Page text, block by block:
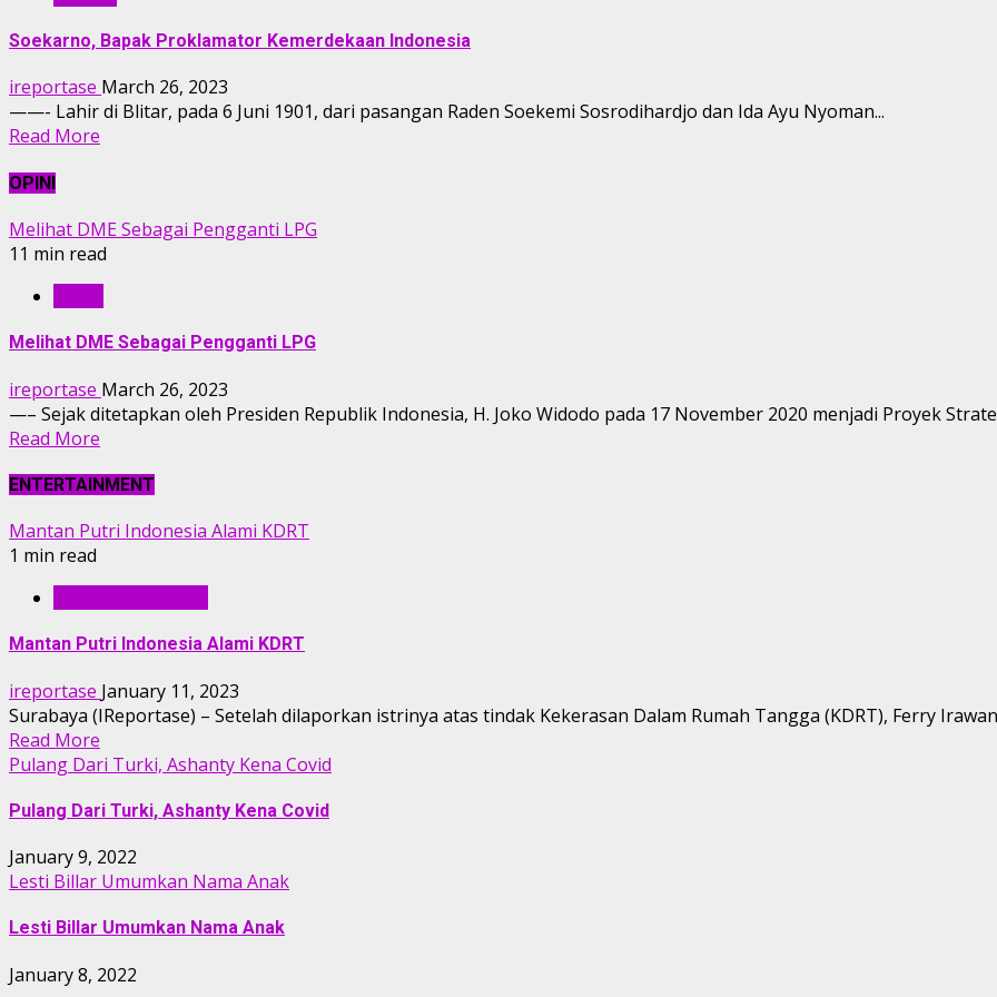
Soekarno, Bapak Proklamator Kemerdekaan Indonesia
ireportase March 26, 2023
——- Lahir di Blitar, pada 6 Juni 1901, dari pasangan Raden Soekemi Sosrodihardjo dan Ida Ayu Nyoman...
Read More
OPINI
Melihat DME Sebagai Pengganti LPG
11 min read
Melihat DME Sebagai Pengganti LPG
ireportase March 26, 2023
—– Sejak ditetapkan oleh Presiden Republik Indonesia, H. Joko Widodo pada 17 November 2020 menjadi Proyek
Read More
ENTERTAINMENT
Mantan Putri Indonesia Alami KDRT
1 min read
Mantan Putri Indonesia Alami KDRT
ireportase January 11, 2023
Surabaya (IReportase) – Setelah dilaporkan istrinya atas tindak Kekerasan Dalam Rumah Tangga (KDRT), Ferry
Read More
Pulang Dari Turki, Ashanty Kena Covid
Pulang Dari Turki, Ashanty Kena Covid
January 9, 2022
Lesti Billar Umumkan Nama Anak
Lesti Billar Umumkan Nama Anak
January 8, 2022